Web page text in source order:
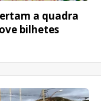
a quadra
bilhetes